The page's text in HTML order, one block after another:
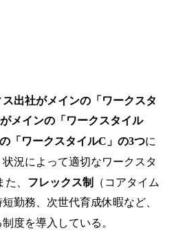
ス出社がメインの「ワークスタ
メインの「ワークスタイル
「ワークスタイルC」の3つに
況によって適切なワークスタ
、 フレックス制
（コアタイム
勤務、次世代育成休暇など、
度を導入している。